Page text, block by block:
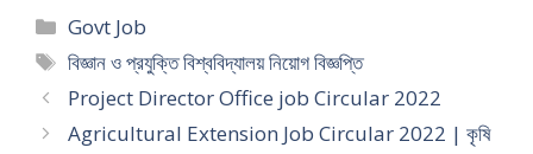
Categories
Govt Job
Tags
বিজ্ঞান ও প্রযুক্তি বিশ্ববিদ্যালয় নিয়োগ বিজ্ঞপ্তি
Project Director Office job Circular 2022
Agricultural Extension Job Circular 2022 | কৃষি